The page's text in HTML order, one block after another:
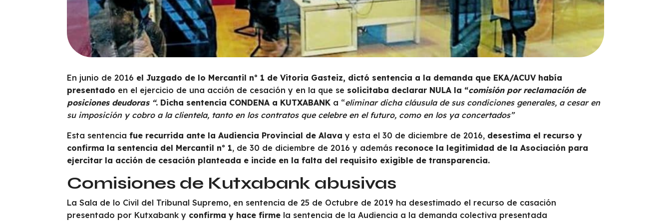
En junio de 2016 el Juzgado de lo Mercantil nº 1 de Vitoria Gasteiz, dictó sentencia a la demanda que EKA/ACUV había
presentado en el ejercicio de una acción de cesación y en la que se solicitaba declarar NULA la “comisión por reclamación de
posiciones deudoras “. Dicha sentencia CONDENA a KUTXABANK a “eliminar dicha cláusula de sus condiciones generales, a cesar en
su imposición y cobro a la clientela, tanto en los contratos que celebre en el futuro, como en los ya concertados”
Esta sentencia fue recurrida ante la Audiencia Provincial de Alava y esta el 30 de diciembre de 2016, desestima el recurso y
confirma la sentencia del Mercantil nº 1, de 30 de diciembre de 2016 y además reconoce la legitimidad de la Asociación para
ejercitar la acción de cesación planteada e incide en la falta del requisito exigible de transparencia.
Comisiones de Kutxabank abusivas
La Sala de lo Civil del Tribunal Supremo, en sentencia de 25 de Octubre de 2019 ha desestimado el recurso de casación
presentado por Kutxabank y confirma y hace firme la sentencia de la Audiencia a la demanda colectiva presentada